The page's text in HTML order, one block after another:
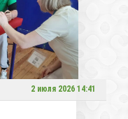
2 июля 2026 14:41